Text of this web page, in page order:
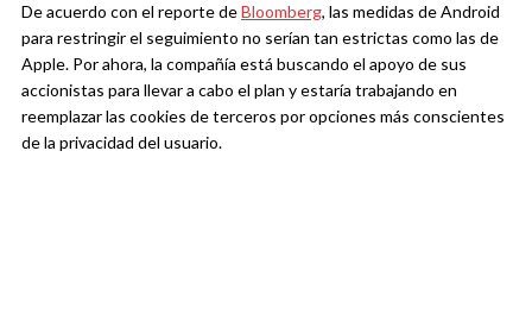
De acuerdo con el reporte deBloomberg, las medidas de Android
para restringir el seguimiento no serían tan estrictas como las de
Apple. Por ahora, la compañía está buscando el apoyo de sus
accionistas para llevar a cabo el plan y estaría trabajando en
reemplazar las cookies de terceros por opciones más conscientes
de la privacidad del usuario.